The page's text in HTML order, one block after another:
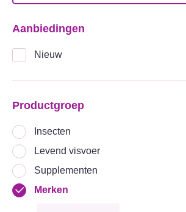
Aanbiedingen
Nieuw
Productgroep
Insecten
Levend visvoer
Supplementen
Merken